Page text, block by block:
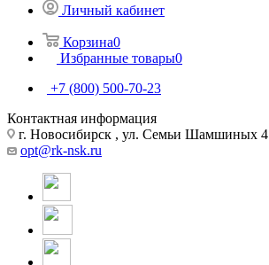
Личный кабинет
Корзина0
Избранные товары0
+7 (800) 500-70-23
Контактная информация
г. Новосибирск , ул. Семьи Шамшиных 4
opt@rk-nsk.ru